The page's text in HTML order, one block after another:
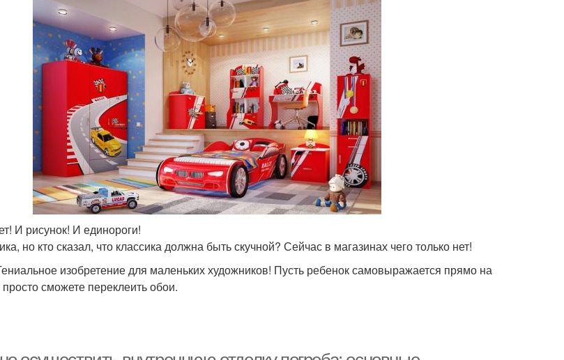
И рисунок! И единороги!
но кто сказал, что классика должна быть скучной? Сейчас в магазинах чего только нет!
изобретение для маленьких художников! Пусть ребенок самовыражается прямо на
сможете переклеить обои.